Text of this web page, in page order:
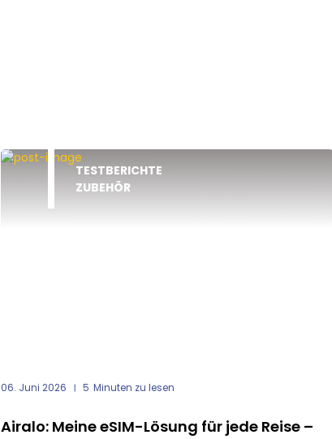
TESTBERICHTE
ZUBEHÖR
06. Juni 2026 5 Minuten zu lesen
Airalo: Meine eSIM-Lösung für jede Reise –